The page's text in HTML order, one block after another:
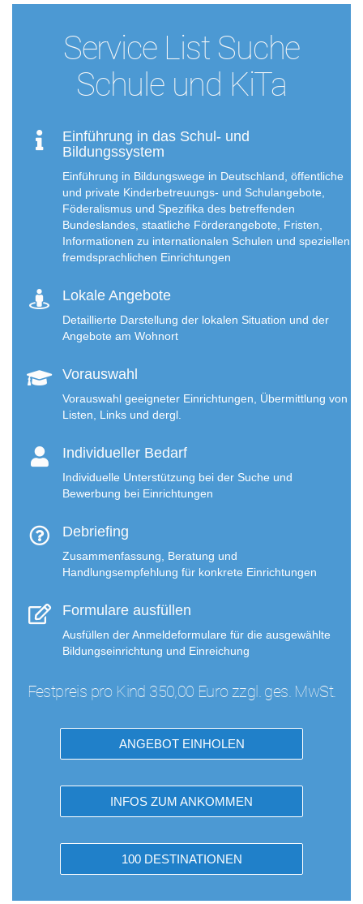
Service List Suche
Schule und KiTa
Einführung in das Schul- und
Bildungssystem
Einführung in Bildungswege in Deutschland, öffentliche
und private Kinderbetreuungs- und Schulangebote,
Föderalismus und Spezifika des betreffenden
Bundeslandes, staatliche Förderangebote, Fristen,
Informationen zu internationalen Schulen und speziellen
fremdsprachlichen Einrichtungen
Lokale Angebote
Detaillierte Darstellung der lokalen Situation und der
Angebote am Wohnort
Vorauswahl
Vorauswahl geeigneter Einrichtungen, Übermittlung von
Listen, Links und dergl.
Individueller Bedarf
Individuelle Unterstützung bei der Suche und
Bewerbung bei Einrichtungen
Debriefing
Zusammenfassung, Beratung und
Handlungsempfehlung für konkrete Einrichtungen
Formulare ausfüllen
Ausfüllen der Anmeldeformulare für die ausgewählte
Bildungseinrichtung und Einreichung
Festpreis pro Kind 350,00 Euro zzgl. ges. MwSt.
ANGEBOT EINHOLEN
INFOS ZUM ANKOMMEN
100 DESTINATIONEN